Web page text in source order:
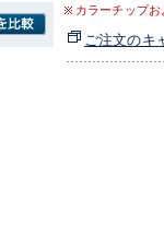
カラーチップお
ご注文のキ